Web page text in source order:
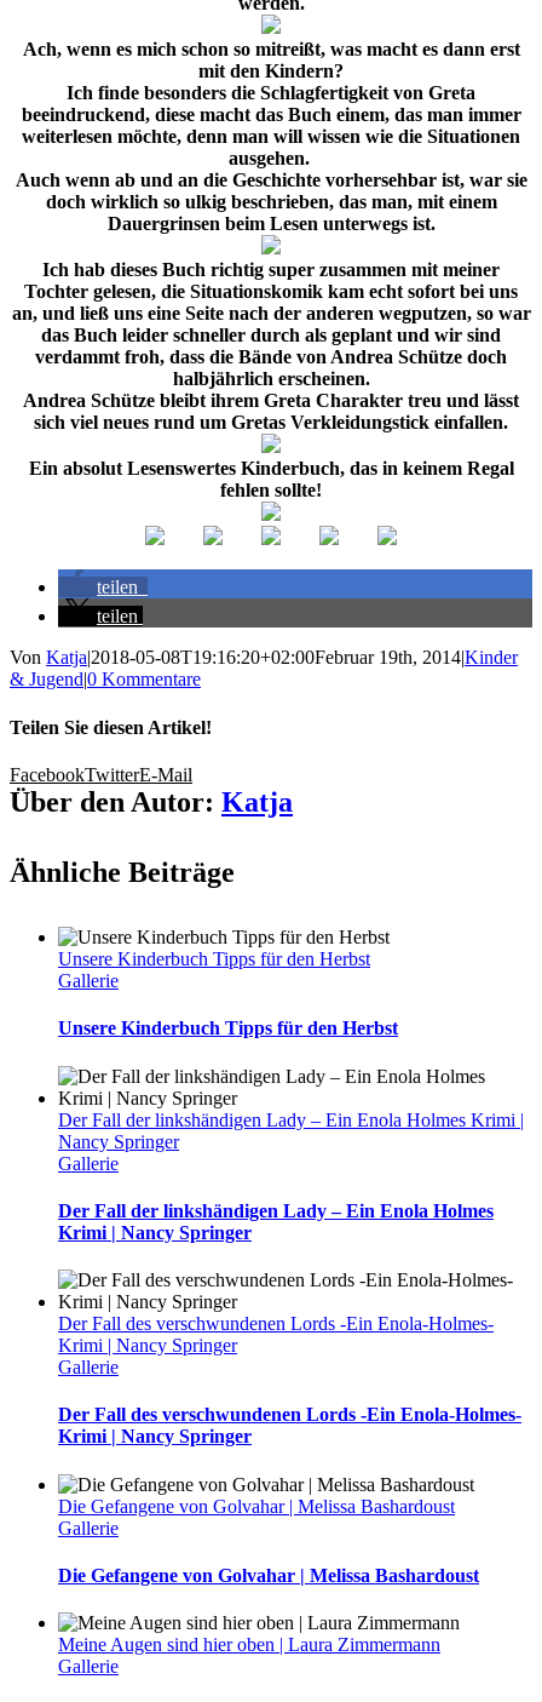
Ach, wenn es mich schon so mitreißt, was macht es dann erst
mit den Kindern?
Ich finde besonders die Schlagfertigkeit von Greta
beeindruckend, diese macht das Buch einem, das man immer
weiterlesen möchte, denn man will wissen wie die Situationen
ausgehen.
Auch wenn ab und an die Geschichte vorhersehbar ist, war sie
doch wirklich so ulkig beschrieben, das man, mit einem
Dauergrinsen beim Lesen unterwegs ist.
Ich hab dieses Buch richtig super zusammen mit meiner
Tochter gelesen, die Situationskomik kam echt sofort bei uns
an, und ließ uns eine Seite nach der anderen wegputzen, so war
das Buch leider schneller durch als geplant und wir sind
verdammt froh, dass die Bände von Andrea Schütze doch
halbjährlich erscheinen.
Andrea Schütze bleibt ihrem Greta Charakter treu und lässt
sich viel neues rund um Gretas Verkleidungstick einfallen.
Ein absolut Lesenswertes Kinderbuch, das in keinem Regal
fehlen sollte!
teilen
teilen
Von Katja|2018-05-08T19:16:20+02:00Februar 19th, 2014|Kinder
& Jugend|0 Kommentare
Teilen Sie diesen Artikel!
FacebookTwitterE-Mail
Über den Autor: Katja
Ähnliche Beiträge
Unsere Kinderbuch Tipps für den Herbst
Gallerie
Unsere Kinderbuch Tipps für den Herbst
Der Fall der linkshändigen Lady – Ein Enola Holmes Krimi |
Nancy Springer
Gallerie
Der Fall der linkshändigen Lady – Ein Enola Holmes
Krimi | Nancy Springer
Der Fall des verschwundenen Lords -Ein Enola-Holmes-
Krimi | Nancy Springer
Gallerie
Der Fall des verschwundenen Lords -Ein Enola-Holmes-
Krimi | Nancy Springer
Die Gefangene von Golvahar | Melissa Bashardoust
Gallerie
Die Gefangene von Golvahar | Melissa Bashardoust
Meine Augen sind hier oben | Laura Zimmermann
Gallerie